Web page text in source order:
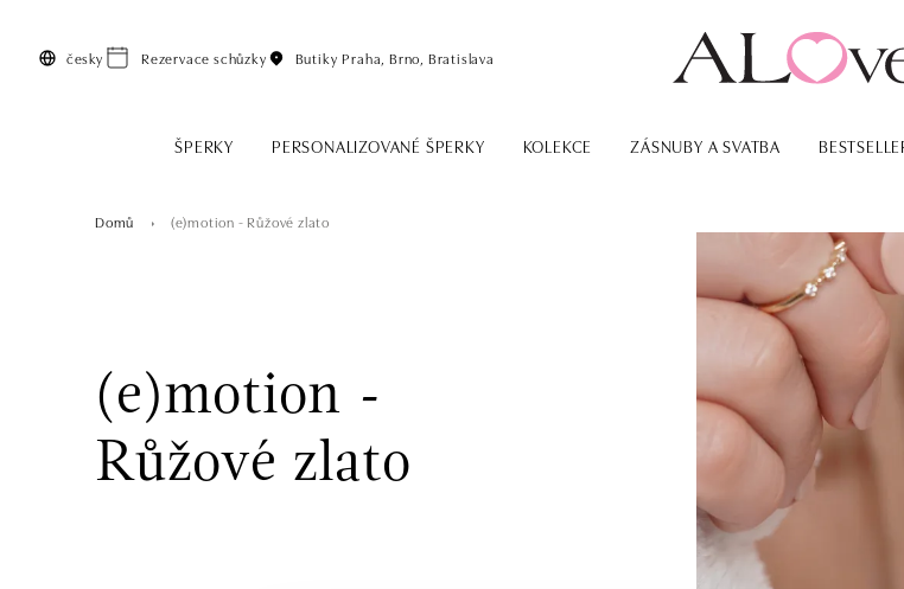
česky Rezervace schůzky Butiky Praha, Brno, Bratislava
ŠPERKY PERSONALIZOVANÉ ŠPERKY KOLEKCE ZÁSNUBY A SVATBA
Domů (e)motion - Růžové zlato
(e)motion -
Růžové zlato